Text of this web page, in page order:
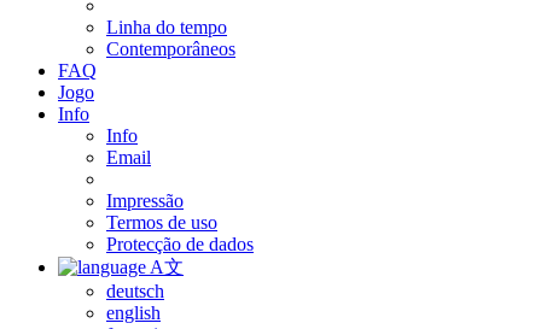
Linha do tempo
Contemporâneos
FAQ
Jogo
Info
Info
Email
Impressão
Termos de uso
Protecção de dados
A文
deutsch
english